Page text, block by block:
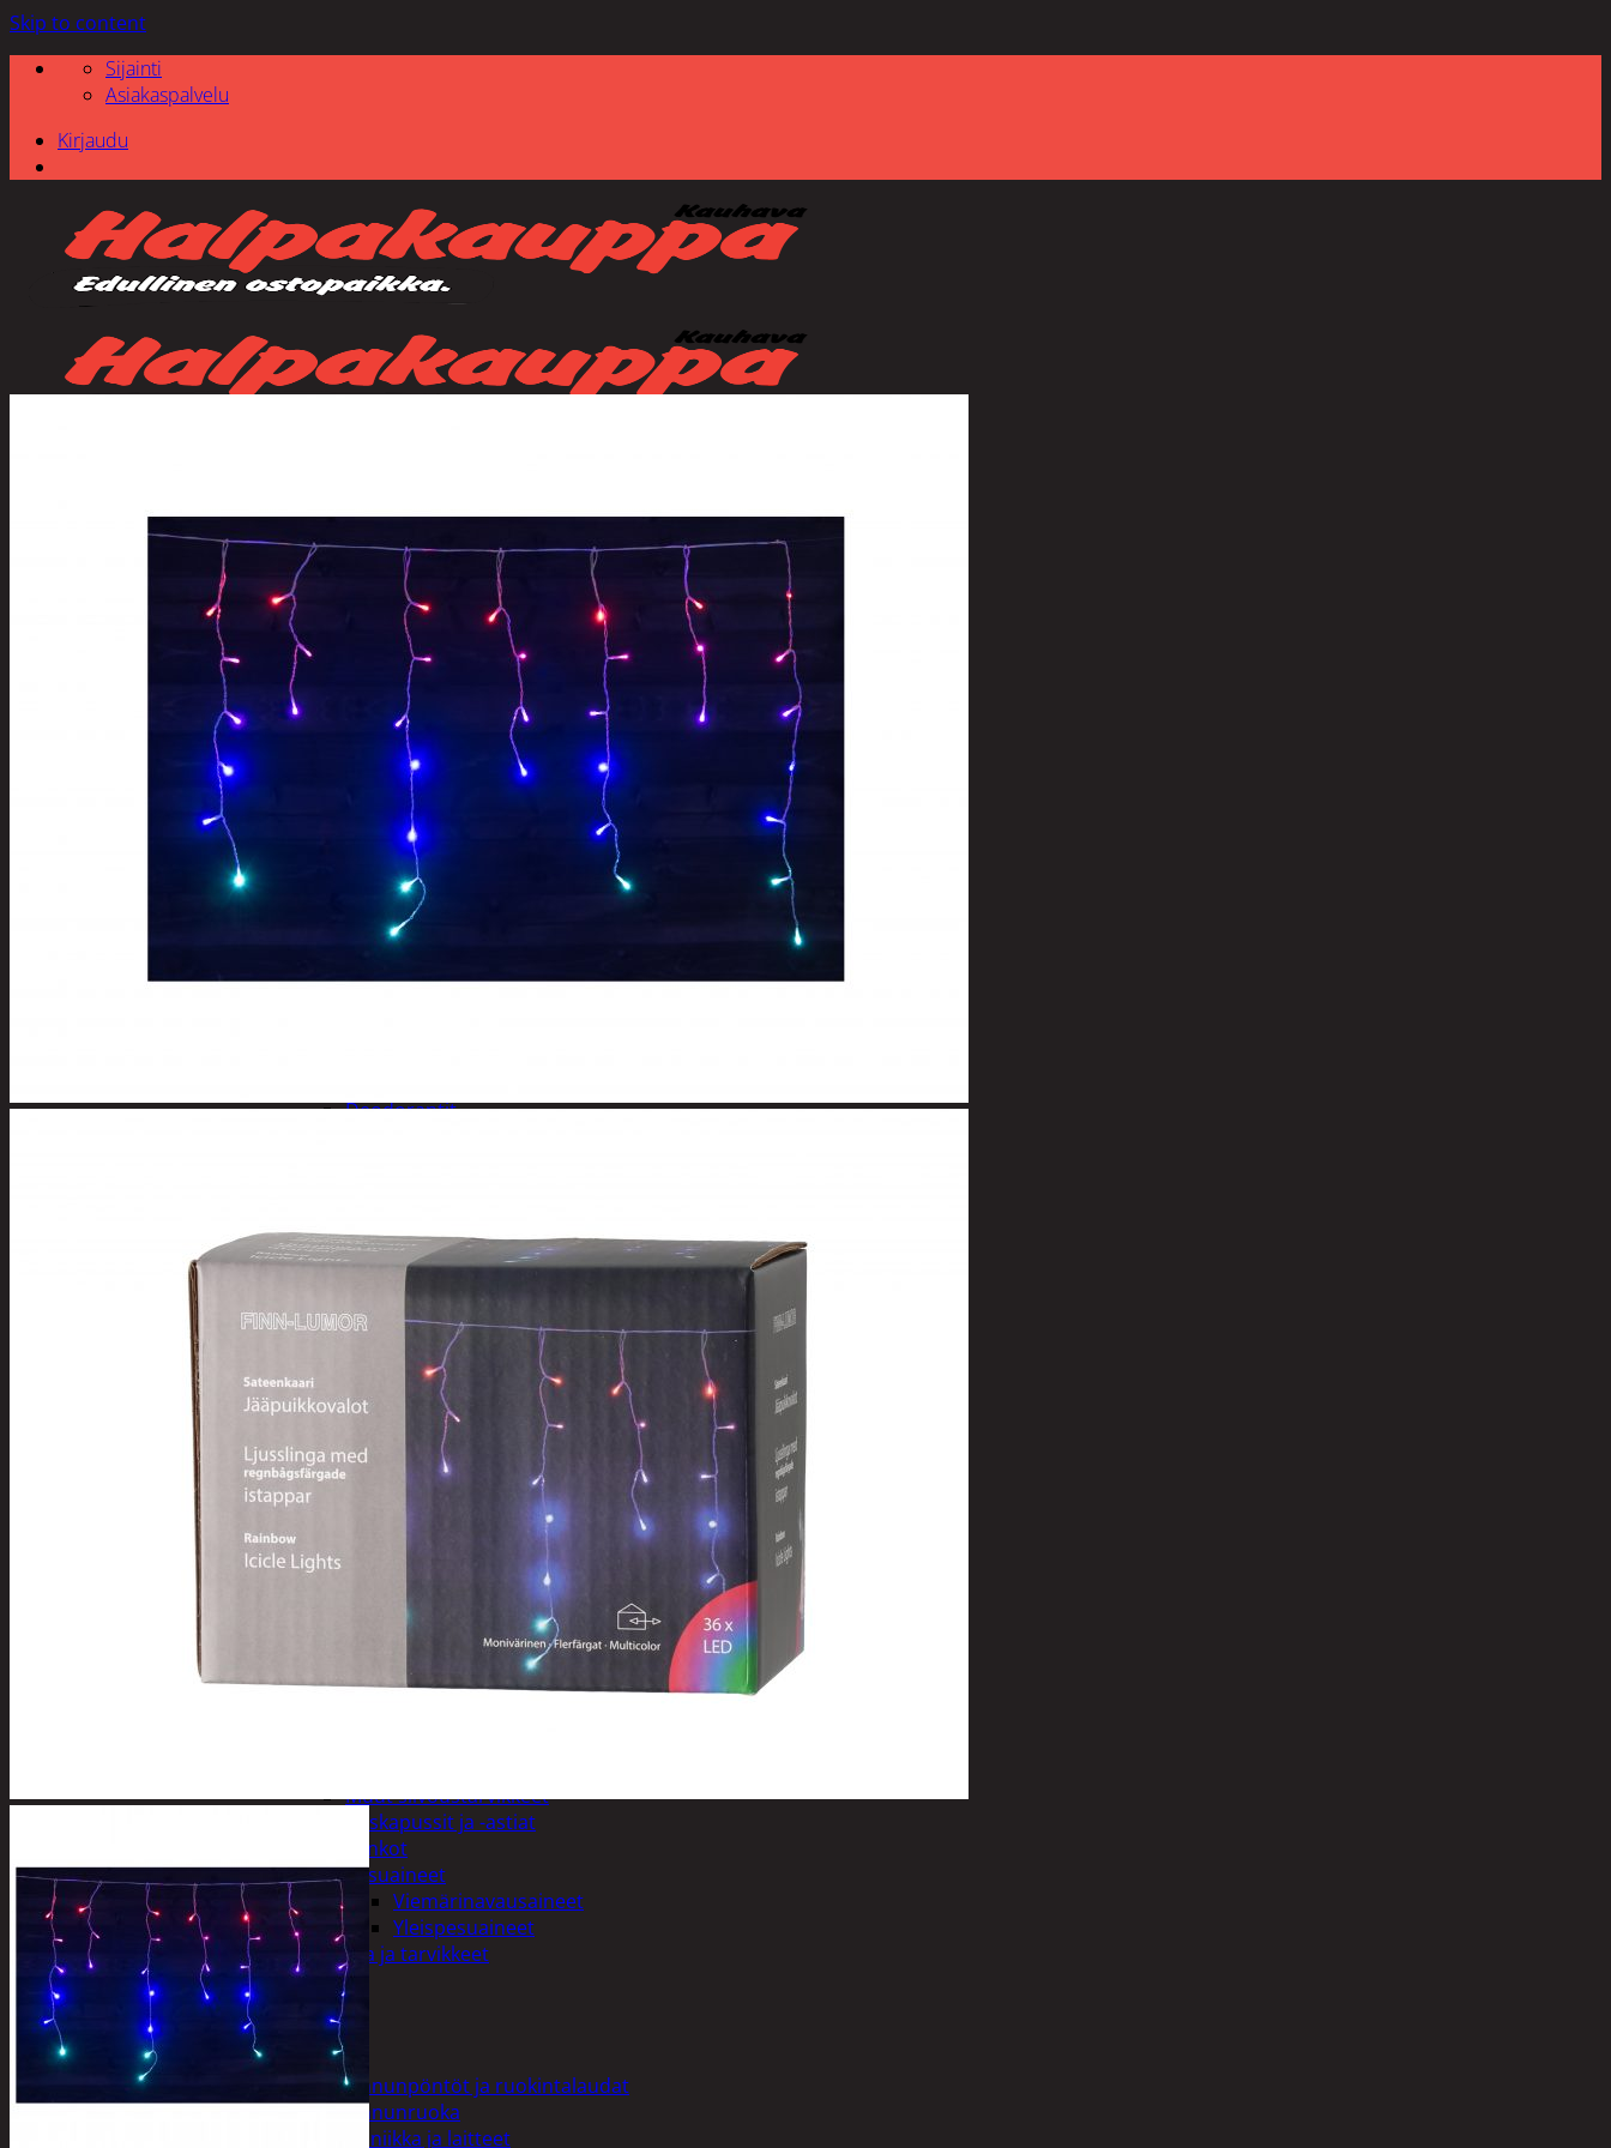
Skip to content
Sijainti
Asiakaspalvelu
Kirjaudu
Tuotevalikoima
Poistotuotteet
Kausituotteet
Joulu
Joulu- ja kausivalot
Eläimet ja tontut
Kyntteliköt
Valoketjut ja kuusenvalot
Joulukoristeet
Kranssit ja asetelmat
Tontut ja muut
Joulutekstiilit
Paketointi
Marjastus
Talvi
Deodorantit
Hiusten ja parranleikkuukoneet
Hammashygienia tuotteet
Kosmetiikka
Käsi ja jalkahoito
Käsivoiteet ja rasvat
Kynsisakset ja viilat
Pesuharjat ja -sienet
Shampoot, hoitaineet ja saippuat
Hoitoaineet
Käsisaippuat
Suihkusaippuat
Hyvinvointi
Muu kauneuden ja terveydenhoito
Kuivaus
Pesupussit
Muut siivoustarvikkeet
Roskapussit ja -astiat
Sankot
Pesuaineet
Viemärinavausaineet
Yleispesuaineet
Eläintenruoka ja tarvikkeet
Jyrsijät
Kissat
Koirat
Linnut
Linnunpöntöt ja ruokintalaudat
Linnunruoka
Kodin elektroniikka ja laitteet